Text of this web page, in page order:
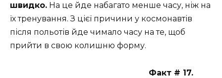
швидко. На це йде набагато менше часу, ніж на
їх тренування. З цієї причини у космонавтів
після польотів йде чимало часу на те, щоб
прийти в свою колишню форму.
Факт # 17.